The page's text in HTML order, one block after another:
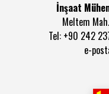
İnşaat
Meltem
Tel: +90 242
e-